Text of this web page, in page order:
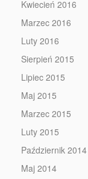
Kwiecień 2016
Marzec 2016
Luty 2016
Sierpień 2015
Lipiec 2015
Maj 2015
Marzec 2015
Luty 2015
Październik 2014
Maj 2014